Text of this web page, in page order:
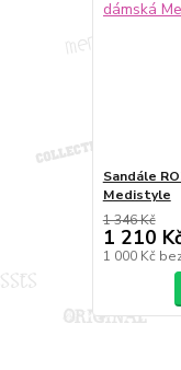
Sandále
Medistyle
1 346 Kč
1 210
1 000 Kč